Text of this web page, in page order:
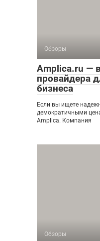
Обзоры
Amplica.ru —
провайдера
бизнеса
Если вы ищете
демократичными
Amplica. Компания
Обзоры